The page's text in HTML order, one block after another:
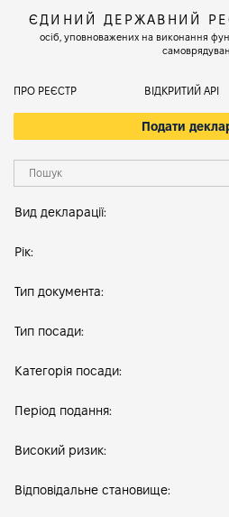
ЄДИНИЙ ДЕРЖАВНИЙ
осіб, уповноважених на виконання
ПРО РЕЄСТР ВІДКРИТИЙ АРІ
Подати
Вид декларації:
Рік:
Тип документа:
Тип посади:
Категорія посади:
Період подання:
Високий ризик:
Відповідальне становище: